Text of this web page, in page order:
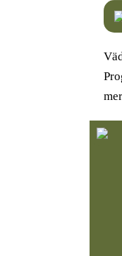
mer